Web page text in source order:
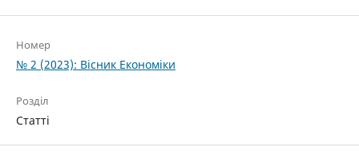
Номер
№ 2 (2023): Вісник Економіки
Розділ
Статті